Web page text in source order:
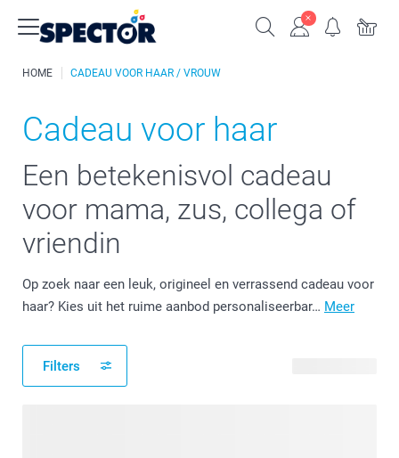
HOME CADEAU VOOR HAAR / VROUW
Cadeau voor haar
Een betekenisvol cadeau
voor mama, zus, collega of
vriendin
Op zoek naar een leuk, origineel en verrassend cadeau voor
haar? Kies uit het ruime aanbod personaliseerbar… Meer
Filters